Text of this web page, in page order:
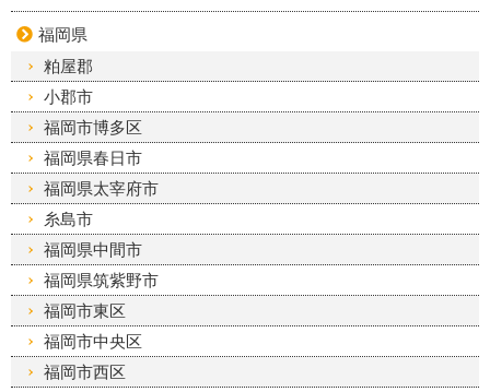
福岡県
粕屋郡
小郡市
福岡市博多区
福岡県春日市
福岡県太宰府市
糸島市
福岡県中間市
福岡県筑紫野市
福岡市東区
福岡市中央区
福岡市西区